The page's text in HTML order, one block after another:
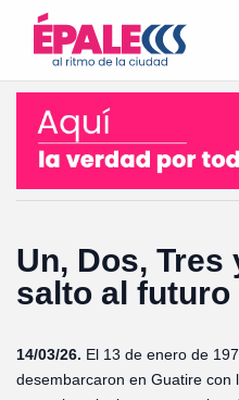
Un, Dos, Tres
salto al futuro
14/03/26. El 13 de enero de
desembarcaron en Guatire con